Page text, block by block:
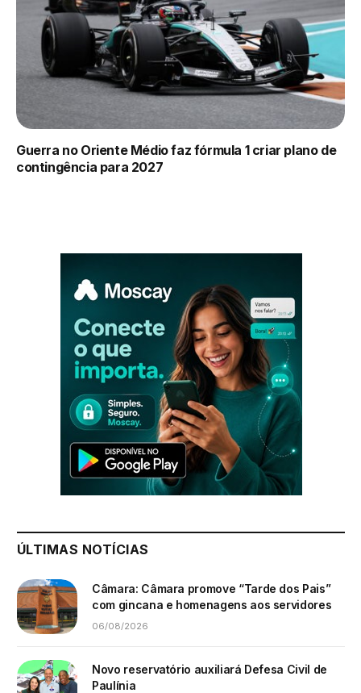
Guerra no Oriente Médio faz fórmula 1 criar plano de
contingência para 2027
ÚLTIMAS NOTÍCIAS
Câmara: Câmara promove “Tarde dos Pais”
com gincana e homenagens aos servidores
06/08/2026
Novo reservatório auxiliará Defesa Civil de
Paulínia